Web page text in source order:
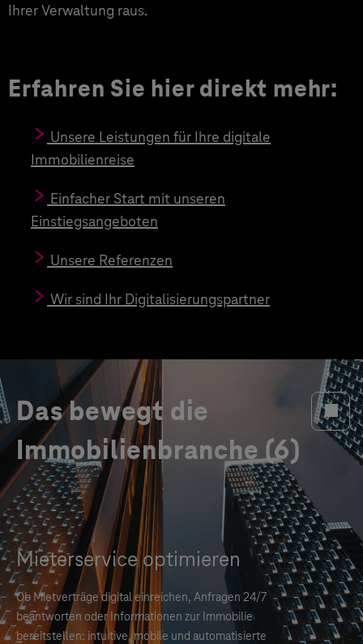
Ihrer Verwaltung raus.
Erfahren Sie hier direkt mehr:
Unsere Leistungen für Ihre digitale
Immobilienreise
Einfacher Start mit unseren
Einstiegsangeboten
Unsere Referenzen
Wir sind Ihr Digitalisierungspartner
Das bewegt die
Immobilienbranche (6)
Mieterservice optimieren
Ob Mietverträge digital einreichen, Anfragen 24/7
beantworten oder Informationen zur Immobilie
bereitstellen: intuitive, mobile und automatisierte